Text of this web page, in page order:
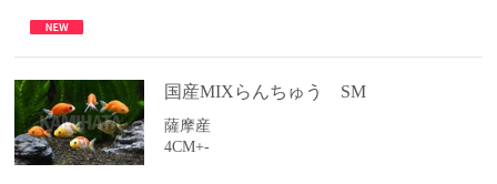
国産MIXらんちゅう SM
薩摩産
4CM+-